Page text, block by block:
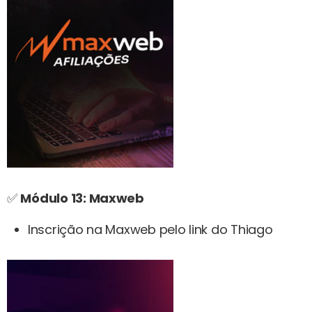
✅ Módulo 13: Maxweb
Inscrição na Maxweb pelo link do Thiago